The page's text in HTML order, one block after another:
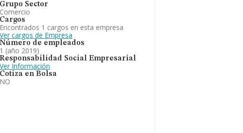
Grupo Sector
Comercio
Cargos
Encontrados 1 cargos en esta empresa
Ver cargos de Empresa
Número de empleados
1 (año 2019)
Responsabilidad Social Empresarial
Ver Información
Cotiza en Bolsa
NO